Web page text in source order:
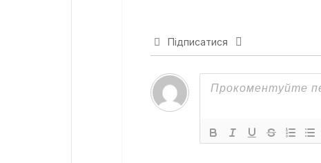
Підписатися